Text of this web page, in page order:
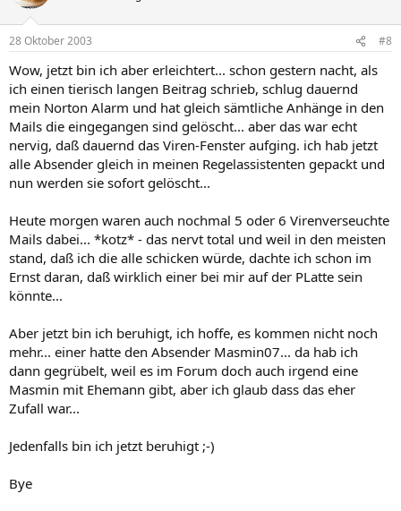
28 Oktober 2003 #8
Wow, jetzt bin ich aber erleichtert... schon gestern nacht, als
ich einen tierisch langen Beitrag schrieb, schlug dauernd
mein Norton Alarm und hat gleich sämtliche Anhänge in den
Mails die eingegangen sind gelöscht... aber das war echt
nervig, daß dauernd das Viren-Fenster aufging. ich hab jetzt
alle Absender gleich in meinen Regelassistenten gepackt und
nun werden sie sofort gelöscht...
Heute morgen waren auch nochmal 5 oder 6 Virenverseuchte
Mails dabei... *kotz* - das nervt total und weil in den meisten
stand, daß ich die alle schicken würde, dachte ich schon im
Ernst daran, daß wirklich einer bei mir auf der PLatte sein
könnte...
Aber jetzt bin ich beruhigt, ich hoffe, es kommen nicht noch
mehr... einer hatte den Absender Masmin07... da hab ich
dann gegrübelt, weil es im Forum doch auch irgend eine
Masmin mit Ehemann gibt, aber ich glaub dass das eher
Zufall war...
Jedenfalls bin ich jetzt beruhigt ;-)
Bye